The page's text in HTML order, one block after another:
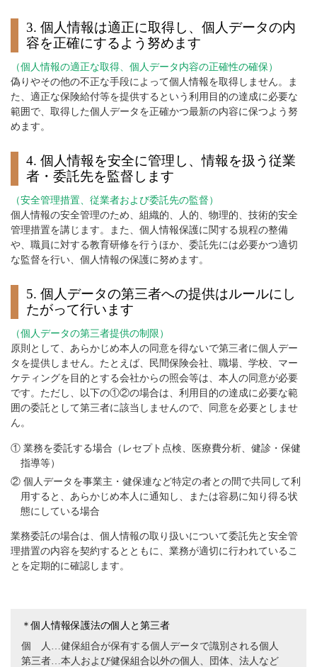
3. 個人情報は適正に取得し、個人データの内
容を正確にするよう努めます
（個人情報の適正な取得、個人データ内容の正確性の確保）
偽りやその他の不正な手段によって個人情報を取得しません。ま
た、適正な保険給付等を提供するという利用目的の達成に必要な
範囲で、取得した個人データを正確かつ最新の内容に保つよう努
めます。
4. 個人情報を安全に管理し、情報を扱う従業
者・委託先を監督します
（安全管理措置、従業者および委託先の監督）
個人情報の安全管理のため、組織的、人的、物理的、技術的安全
管理措置を講じます。また、個人情報保護に関する規程の整備
や、職員に対する教育研修を行うほか、委託先には必要かつ適切
な監督を行い、個人情報の保護に努めます。
5. 個人データの第三者への提供はルールにし
たがって行います
（個人データの第三者提供の制限）
原則として、あらかじめ本人の同意を得ないで第三者に個人デー
タを提供しません。たとえば、民間保険会社、職場、学校、マー
ケティングを目的とする会社からの照会等は、本人の同意が必要
です。ただし、以下の①②の場合は、利用目的の達成に必要な範
囲の委託として第三者に該当しませんので、同意を必要としませ
ん。
① 業務を委託する場合（レセプト点検、医療費分析、健診・保健
指導等）
② 個人データを事業主・健保連など特定の者との間で共同して利
用すると、あらかじめ本人に通知し、または容易に知り得る状
態にしている場合
業務委託の場合は、個人情報の取り扱いについて委託先と安全管
理措置の内容を契約するとともに、業務が適切に行われているこ
とを定期的に確認します。
＊個人情報保護法の個人と第三者
個 人…健保組合が保有する個人データで識別される個人
第三者…本人および健保組合以外の個人、団体、法人など